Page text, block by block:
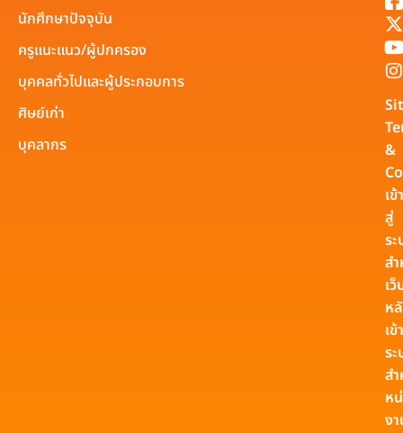
นักศึกษาปัจจุบัน
ครูแนะแนว/ผู้ปกครอง
บุคคลทั่วไปและผู้ประกอบการ
ศิษย์เก่า
บุคลากร
&
เข้า
สู่
ร
ส
เ
ห
เข้
ร
ส
ห
ง